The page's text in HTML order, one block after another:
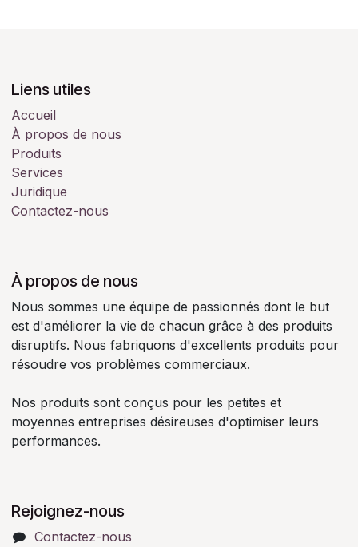
Liens utiles
Accueil
À propos de nous
Produits
Services
Juridique
Contactez-nous
À propos de nous
Nous sommes une équipe de passionnés dont le but
est d'améliorer la vie de chacun grâce à des produits
disruptifs. Nous fabriquons d'excellents produits pour
résoudre vos problèmes commerciaux.
Nos produits sont conçus pour les petites et
moyennes entreprises désireuses d'optimiser leurs
performances.
Rejoignez-nous
Contactez-nous